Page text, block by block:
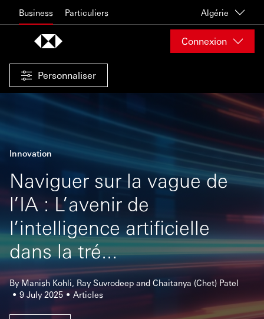
Business Particuliers Algérie
Connexion
Personnaliser
Innovation
Naviguer sur la vague de
l’IA : L’avenir de
l’intelligence artificielle
dans la tré...
By Manish Kohli, Ray Suvrodeep and Chaitanya (Chet) Patel
9 July 2025
Articles